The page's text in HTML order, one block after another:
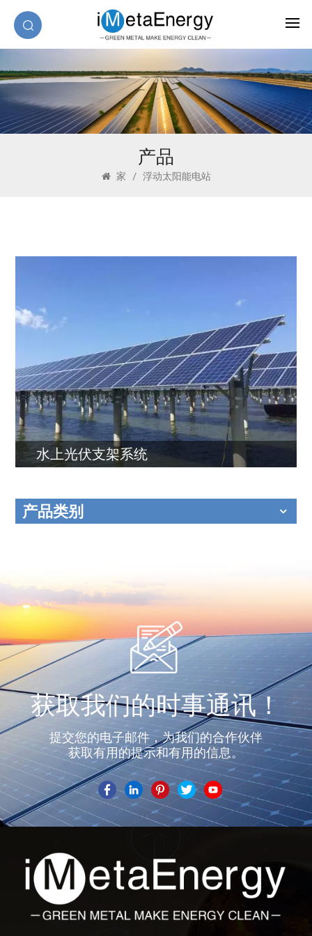
产品
家 / 浮动太阳能电站
水上光伏支架系统
产品类别
获取我们的时事通讯！
提交您的电子邮件，为我们的合作伙伴
获取有用的提示和有用的信息。